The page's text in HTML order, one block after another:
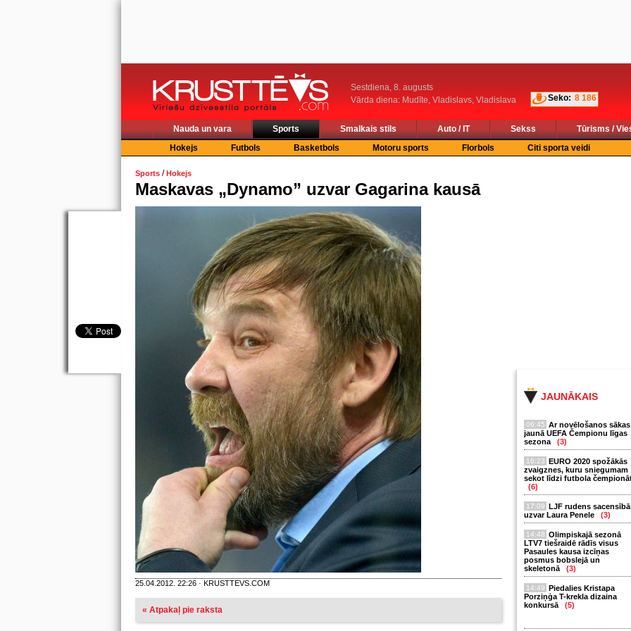
Sestdiena, 8. augusts
Vārda diena: Mudīte, Vladislavs, Vladislava
Seko: 8 186
Nauda un vara Sports Smalkais stils Auto / IT Sekss
Tūrisms /
Hokejs
Futbols Basketbols Motoru sports Florbols Citi sporta veidi
JAUNĀKAIS
06:45 Ar novēlošanos sākas
jaunā UEFA Čempionu līgas
sezona
(3)
16:23 EURO 2020 spožākās
zvaigznes, kuru sniegumam
sekot līdzi futbola
(6)
17:09 LJF rudens
uzvar Laura Penele
(3)
14:48 Olimpiskajā sezonā
LTV7 tiešraidē rādīs visus
Pasaules kausa izcīņas
posmus bobslejā un
skeletonā
(3)
14:49 Piedalies Kristapa
Porziņģa T-krekla dizaina
konkursā
(5)
Sports /Hokejs
Maskavas „Dynamo” uzvar Gagarina kausā
25.04.2012. 22:26 · KRUSTTEVS.COM
« Atpakaļ pie raksta